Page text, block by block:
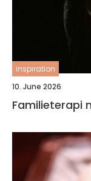
inspiration
10. June 2026